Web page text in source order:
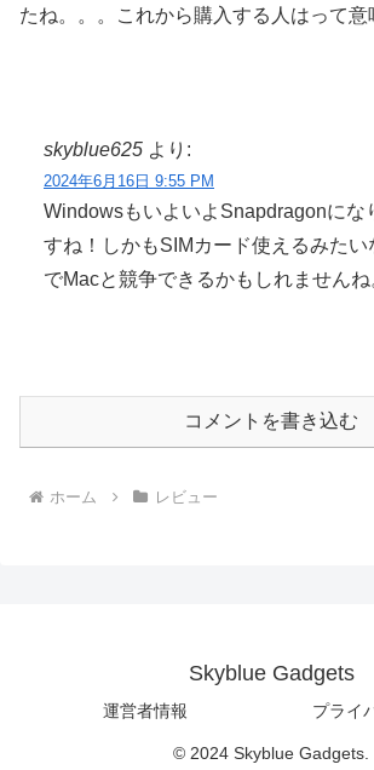
たね。。。これから購入する人はって意
skyblue625 より:
2024年6月16日 9:55 PM
WindowsもいよいよSnapdragonにな
すね！しかもSIMカード使えるみた
でMacと競争できるかもしれませんね
コメントを書き込む
ホーム レビュー
Skyblue Gadgets
運営者情報 プライ
© 2024 Skyblue Gadgets.